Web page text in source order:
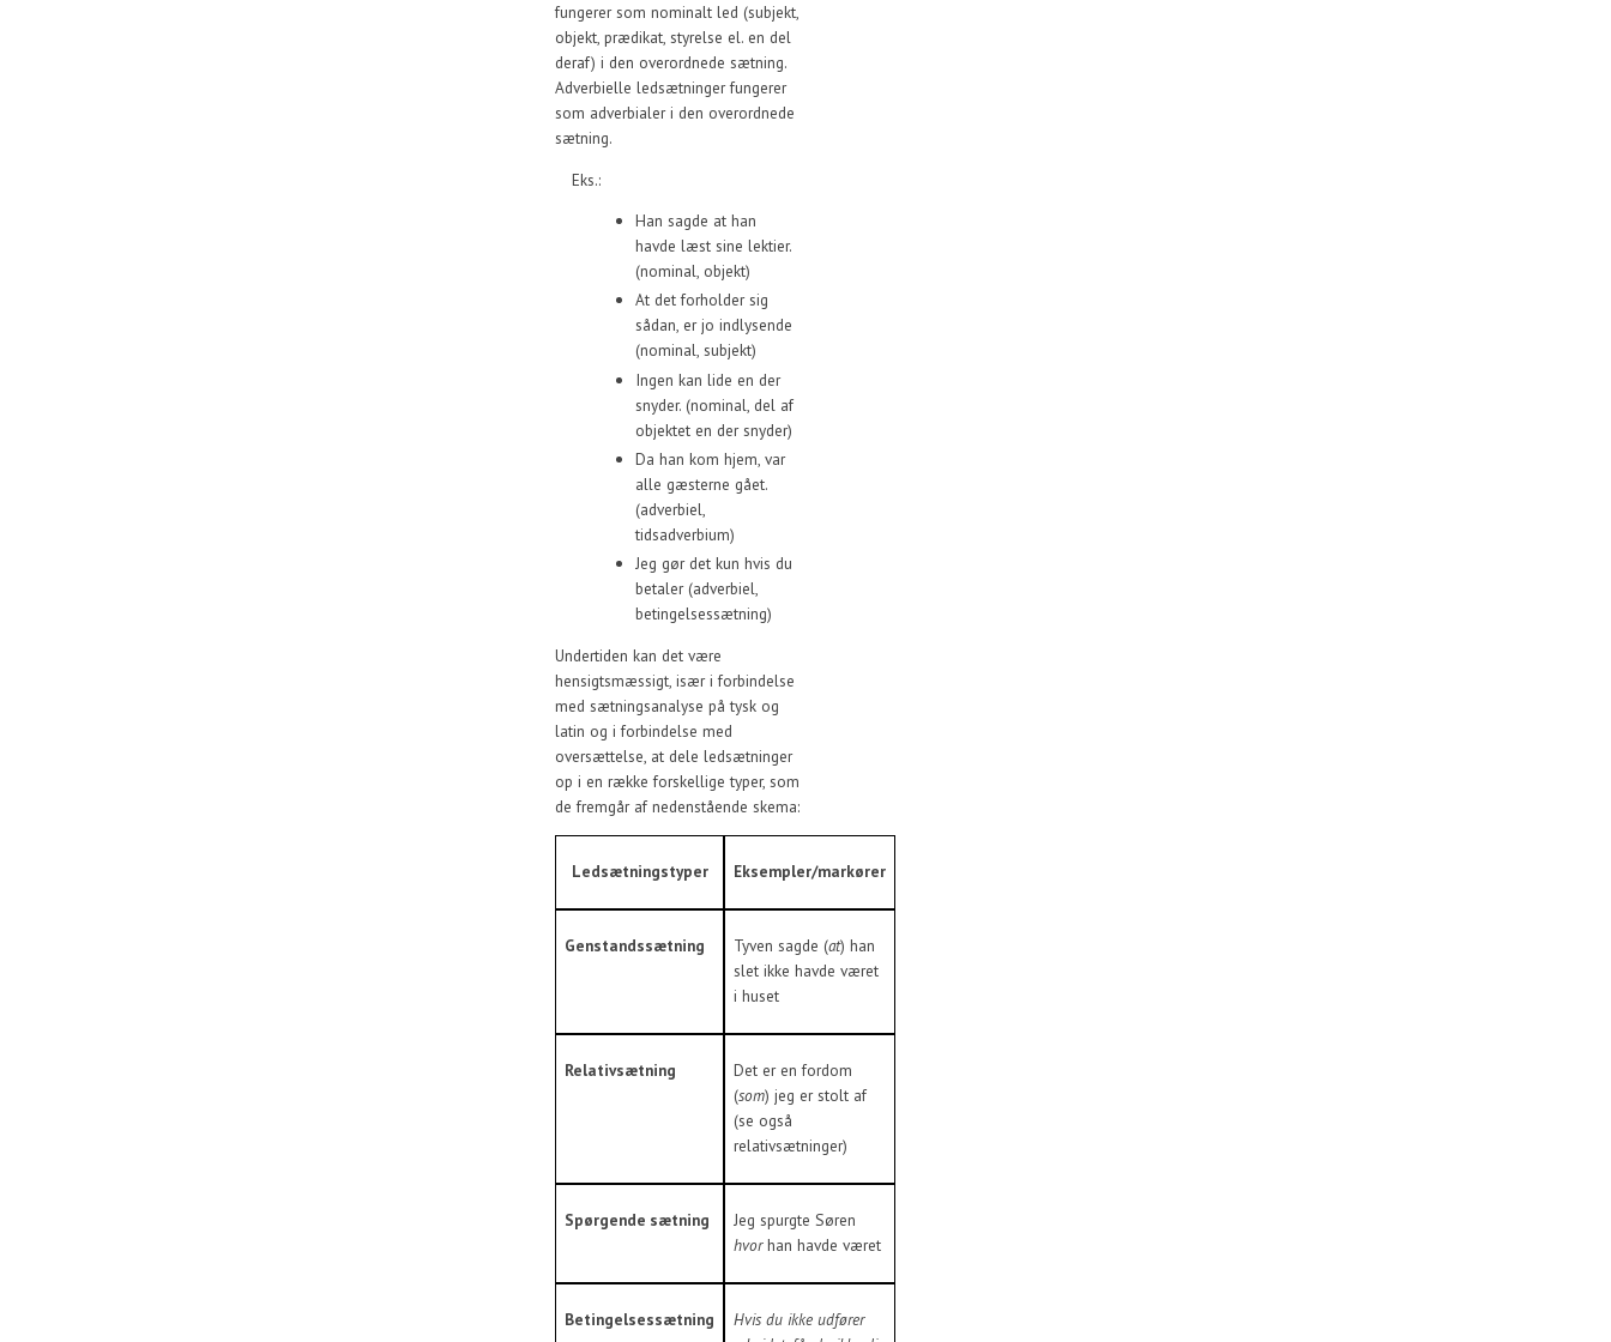
fungerer som nominalt led (subjekt,
objekt, prædikat, styrelse el. en del
deraf) i den overordnede sætning.
Adverbielle ledsætninger fungerer
som adverbialer i den overordnede
sætning.
Eks.:
Han sagde at han
havde læst sine lektier.
(nominal, objekt)
At det forholder sig
sådan, er jo indlysende
(nominal, subjekt)
Ingen kan lide en der
snyder. (nominal, del af
objektet en der snyder)
Da han kom hjem, var
alle gæsterne gået.
(adverbiel,
tidsadverbium)
Jeg gør det kun hvis du
betaler (adverbiel,
betingelsessætning)
Undertiden kan det være
hensigtsmæssigt, især i forbindelse
med sætningsanalyse på tysk og
latin og i forbindelse med
oversættelse, at dele ledsætninger
op i en række forskellige typer, som
de fremgår af nedenstående skema:
Ledsætningstyper Eksempler/markører
Genstandssætning Tyven sagde (at) han
slet ikke havde været
i huset
Relativsætning
Det er en fordom
(som) jeg er stolt af
(se også
relativsætninger)
Spørgende sætning
Jeg spurgte Søren
hvorhan havde været
Betingelsessætning
Hvis du ikke udfører